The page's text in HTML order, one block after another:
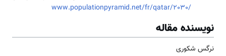
www.populationpyramid.net/fr/qatar/2030/
نویسنده مقاله
نرگس شکوری